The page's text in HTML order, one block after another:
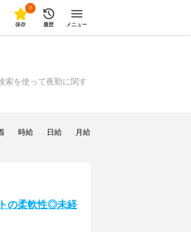
0
保存 履歴 メニュー
索を使って夜勤に関す
時給 日給 月給
の柔軟性◎未経